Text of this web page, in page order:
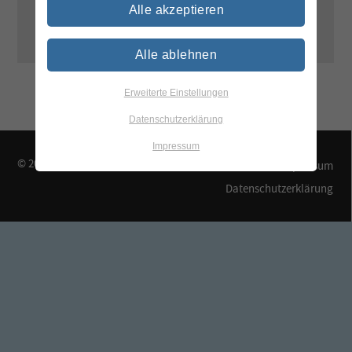
© 2026 TEGEWA e.V.
Impressum
Datenschutzerklärung
Alle akzeptieren
Alle ablehnen
Erweiterte Einstellungen
Datenschutzerklärung
Impressum